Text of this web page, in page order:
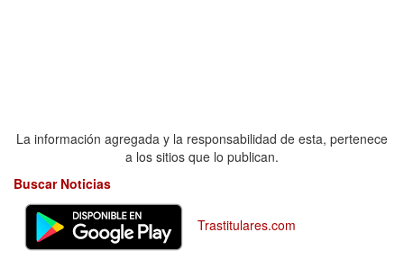
La información agregada y la responsabilidad de esta, pertenece
a los sitios que lo publican.
Buscar Noticias
Trastitulares.com